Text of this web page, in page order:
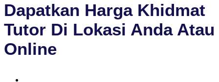
Dapatkan Harga Khidmat
Tutor Di Lokasi Anda Atau
Online